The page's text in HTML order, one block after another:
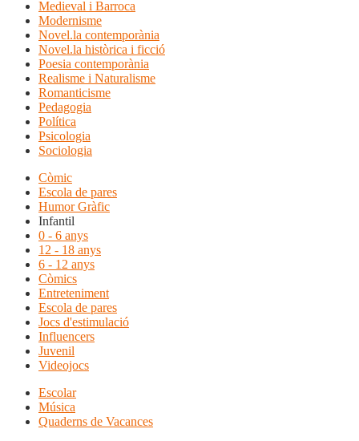
Medieval i Barroca
Modernisme
Novel.la contemporània
Novel.la històrica i ficció
Poesia contemporània
Realisme i Naturalisme
Romanticisme
Pedagogia
Política
Psicologia
Sociologia
Còmic
Escola de pares
Humor Gràfic
Infantil
0 - 6 anys
12 - 18 anys
6 - 12 anys
Còmics
Entreteniment
Escola de pares
Jocs d'estimulació
Influencers
Juvenil
Videojocs
Escolar
Música
Quaderns de Vacances